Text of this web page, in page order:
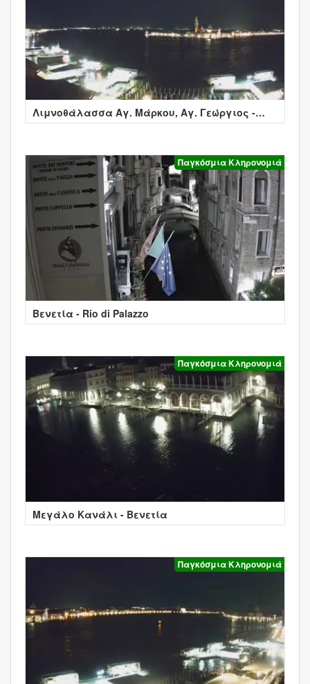
Λιμνοθάλασσα Αγ. Μάρκου, Αγ. Γεώργιος -
Βενετία
Παγκόσμια Κληρονομιά
Βενετία - Rio di Palazzo
Παγκόσμια Κληρονομιά
Μεγάλο Κανάλι - Βενετία
Παγκόσμια Κληρονομιά